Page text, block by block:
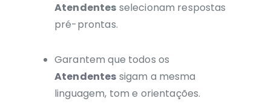
Atendentes selecionam respostas
pré-prontas.
Garantem que todos os
Atendentes sigam a mesma
linguagem, tom e orientações.